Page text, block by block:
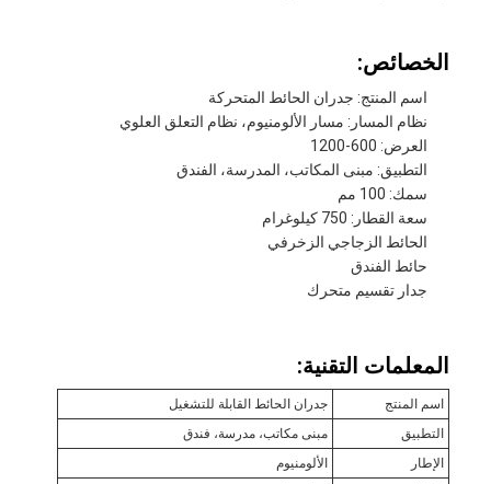
الخصائص:
اسم المنتج: جدران الحائط المتحركة
نظام المسار: مسار الألومنيوم، نظام التعلق العلوي
العرض: 600-1200
التطبيق: مبنى المكاتب، المدرسة، الفندق
سمك: 100 مم
سعة القطار: 750 كيلوغرام
الحائط الزجاجي الزخرفي
حائط الفندق
جدار تقسيم متحرك
المعلمات التقنية:
اسم المنتج
جدران الحائط القابلة للتشغيل
التطبيق
مبنى مكاتب، مدرسة، فندق
الإطار
الألومنيوم